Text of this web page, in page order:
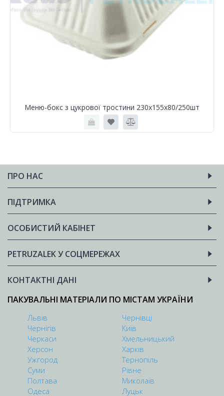
Меню-бокс з цукрової тростини 230х155х80/250шт
ПРО НАС
ПІДТРИМКА
ОСОБИСТИЙ КАБІНЕТ
PETRUZALEK У СОЦМЕРЕЖАХ
КОНТАКТНІ ДАНІ
ПАКУВАЛЬНІ МАТЕРІАЛИ ПО МІСТАМ УКРАЇНИ
Львів
Чернівці
Чернігів
Київ
Черкаси
Хмельницький
Херсон
Харків
Ужгород
Тернопіль
Суми
Рівне
Полтава
Миколаїв
Одеса
Луцьк